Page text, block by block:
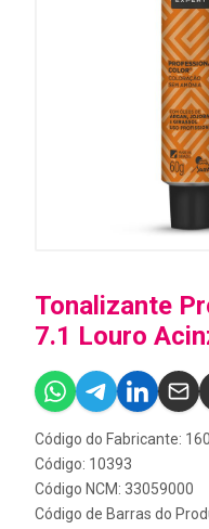
Tonalizante
7.1 Louro
Código do Fabricante:
Código: 10393
Código NCM: 33059000
Código de Barras do